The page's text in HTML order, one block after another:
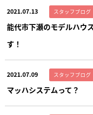
2021.07.13 スタッフブログ
能代市下瀬のモデルハウ
す！
2021.07.09 スタッフブログ
マッハシステムって？